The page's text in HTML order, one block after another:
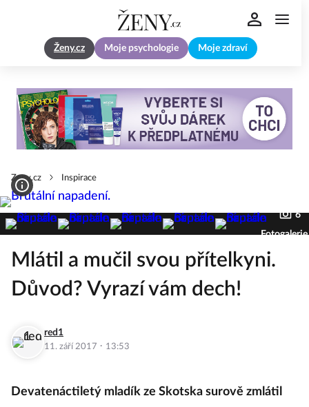
Ženy.cz Moje psychologie Moje zdraví
Zeny.cz Inspirace
6
Fotogalerie
Mlátil a mučil svou přítelkyni.
Důvod? Vyrazí vám dech!
red1
11. září 2017 · 13:53
Devatenáctiletý mladík ze Skotska surově zmlátil